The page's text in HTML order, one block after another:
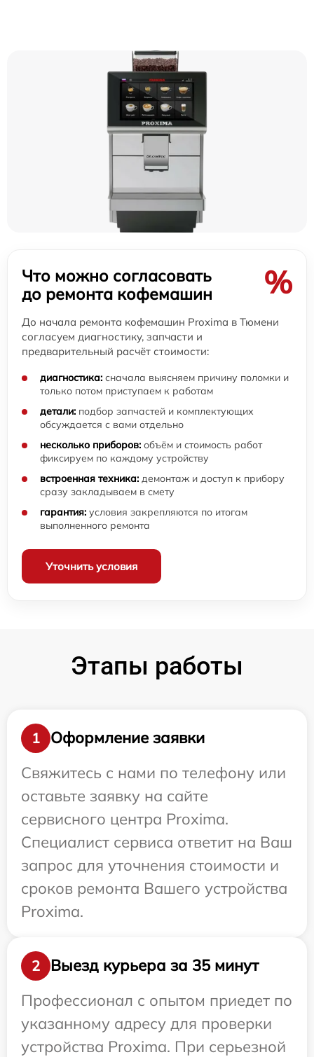
Что можно согласовать
до ремонта кофемашин
%
До начала ремонта кофемашин Proxima в Тюмени
согласуем диагностику, запчасти и
предварительный расчёт стоимости:
диагностика: сначала выясняем причину поломки и
только потом приступаем к работам
детали: подбор запчастей и комплектующих
обсуждается с вами отдельно
несколько приборов: объём и стоимость работ
фиксируем по каждому устройству
встроенная техника: демонтаж и доступ к прибору
сразу закладываем в смету
гарантия: условия закрепляются по итогам
выполненного ремонта
Уточнить условия
Этапы работы
1
Оформление заявки
Свяжитесь с нами по телефону или
оставьте заявку на сайте
сервисного центра Proxima.
Специалист сервиса ответит на Ваш
запрос для уточнения стоимости и
сроков ремонта Вашего устройства
Proxima.
2
Выезд курьера за 35 минут
Профессионал с опытом приедет по
указанному адресу для проверки
устройства Proxima. При серьезной